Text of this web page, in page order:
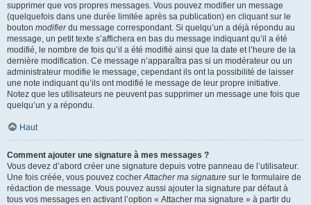
supprimer que vos propres messages. Vous pouvez modifier un message
(quelquefois dans une durée limitée après sa publication) en cliquant sur le
bouton modifierdu message correspondant. Si quelqu’un a déjà répondu au
message, un petit texte s’affichera en bas du message indiquant qu’il a été
modifié, le nombre de fois qu’il a été modifié ainsi que la date et l’heure de la
dernière modification. Ce message n’apparaîtra pas si un modérateur ou un
administrateur modifie le message, cependant ils ont la possibilité de laisser
une note indiquant qu’ils ont modifié le message de leur propre initiative.
Notez que les utilisateurs ne peuvent pas supprimer un message une fois que
quelqu’un y a répondu.
Haut
Comment ajouter une signature à mes messages ?
Vous devez d’abord créer une signature depuis votre panneau de l’utilisateur.
Une fois créée, vous pouvez cocherAttacher ma signature sur le formulaire de
rédaction de message. Vous pouvez aussi ajouter la signature par défaut à
tous vos messages en activant l’option « Attacher ma signature » à partir du